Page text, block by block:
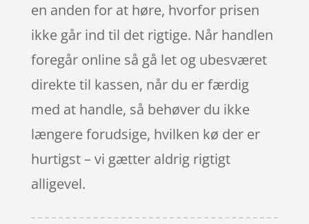
en anden for at høre, hvorfor prisen
ikke går ind til det rigtige. Når handlen
foregår online så gå let og ubesværet
direkte til kassen, når du er færdig
med at handle, så behøver du ikke
længere forudsige, hvilken kø der er
hurtigst – vi gætter aldrig rigtigt
alligevel.